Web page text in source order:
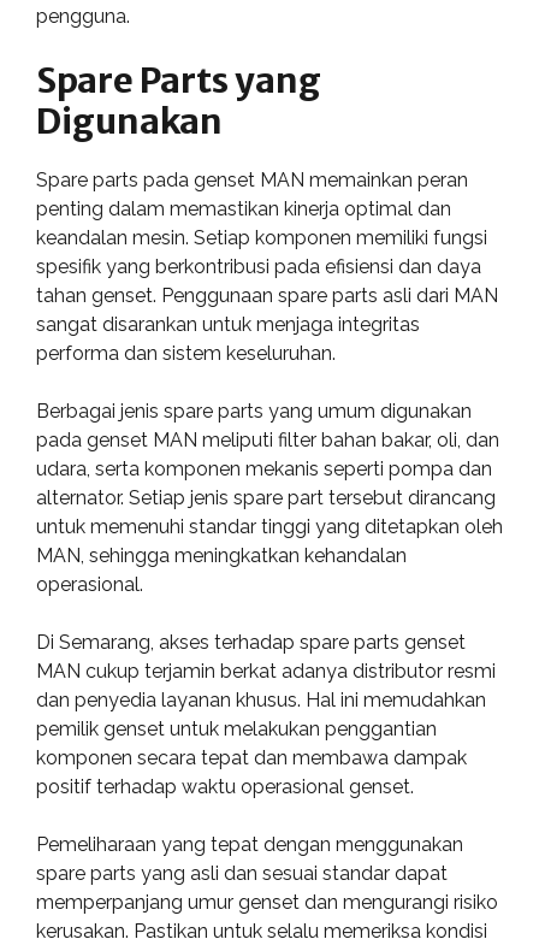
pengguna.
Spare Parts yang
Digunakan
Spare parts pada genset MAN memainkan peran
penting dalam memastikan kinerja optimal dan
keandalan mesin. Setiap komponen memiliki fungsi
spesifik yang berkontribusi pada efisiensi dan daya
tahan genset. Penggunaan spare parts asli dari MAN
sangat disarankan untuk menjaga integritas
performa dan sistem keseluruhan.
Berbagai jenis spare parts yang umum digunakan
pada genset MAN meliputi filter bahan bakar, oli, dan
udara, serta komponen mekanis seperti pompa dan
alternator. Setiap jenis spare part tersebut dirancang
untuk memenuhi standar tinggi yang ditetapkan oleh
MAN, sehingga meningkatkan kehandalan
operasional.
Di Semarang, akses terhadap spare parts genset
MAN cukup terjamin berkat adanya distributor resmi
dan penyedia layanan khusus. Hal ini memudahkan
pemilik genset untuk melakukan penggantian
komponen secara tepat dan membawa dampak
positif terhadap waktu operasional genset.
Pemeliharaan yang tepat dengan menggunakan
spare parts yang asli dan sesuai standar dapat
memperpanjang umur genset dan mengurangi risiko
kerusakan. Pastikan untuk selalu memeriksa kondisi